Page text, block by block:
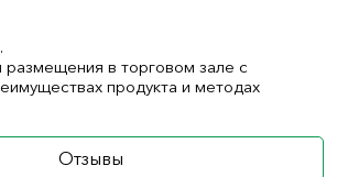
размещения в торговом зале с
продукта и методах
Отзывы